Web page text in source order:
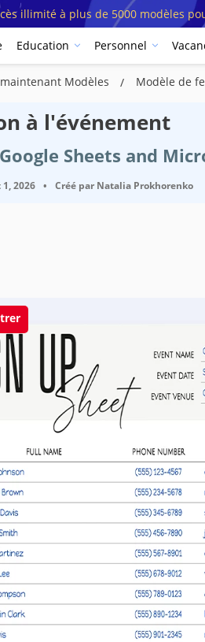
illimité à plus de 5000 modèles
Education Personnel
Modèles Modèle de
à l'événement
Sheets and
2026 • Créé par Natalia Prokhorenko